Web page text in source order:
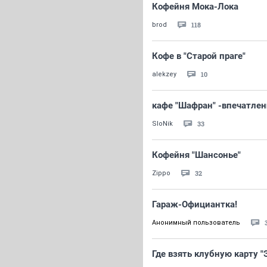
Кофейня Мока-Лока
brod 118
Кофе в "Старой праге"
alekzey 10
кафе "Шафран" -
SloNik 33
Кофейня "Шансонье"
Zippo 32
Гараж-Официантка!
Анонимный пользователь
Где взять клубную карту